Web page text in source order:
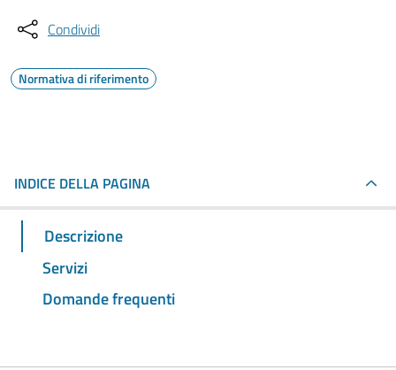
Condividi
Normativa di riferimento
INDICE DELLA PAGINA
Descrizione
Servizi
Domande frequenti